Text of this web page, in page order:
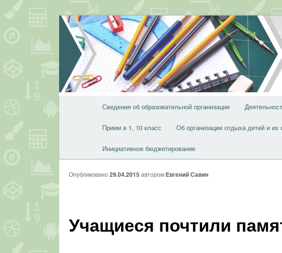
Перейти
к
основному
содержимому
Сведения об образовательной организации
Прием в 1, 10 класс Об организации отдыха детей и их
Инициативное бюджетирование
Учащиеся почтили
Опубликовано 29.04.2015 авторомЕвгений Савин